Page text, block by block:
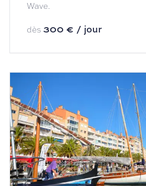
Wave.
dès 300 € / jour